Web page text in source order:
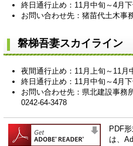
終日通行止め：11月中旬～4月
お問い合わせ先：猪苗代土木事
磐梯吾妻スカイライン
夜間通行止め：11月上旬～11月
終日通行止め：11月中旬～4月
お問い合わせ先：県北建設事
0242-64-3478
PDF
は、